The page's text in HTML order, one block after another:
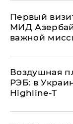
Первый
МИД
важной
Воздушная
РЭБ: в
Highline-T